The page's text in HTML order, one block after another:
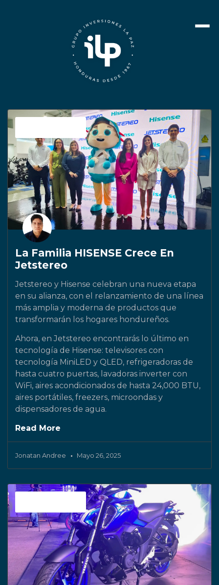
La Familia HISENSE Crece En
Jetstereo
Jetstereo y Hisense celebran una nueva etapa
en su alianza, con el relanzamiento de una línea
más amplia y moderna de productos que
transformarán los hogares hondureños.
Ahora, en Jetstereo encontrarás lo último en
tecnología de Hisense: televisores con
tecnología MiniLED y QLED, refrigeradoras de
hasta cuatro puertas, lavadoras inverter con
WiFi, aires acondicionados de hasta 24,000 BTU,
aires portátiles, freezers, microondas y
dispensadores de agua.
Read More
Jonatan Andree Mayo 26, 2025